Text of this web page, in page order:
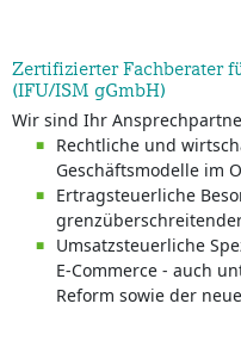
Zertifizierter Fachberater
(IFU/ISM gGmbH)
Wir sind Ihr
Rechtliche und
Geschäftsmodelle im
Ertragsteuerliche
Umsatzsteuerliche
E-Commerce - auch
Reform sowie der